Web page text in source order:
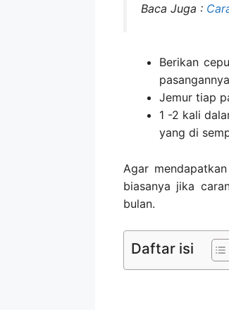
Baca Juga :
Berikan
pasangannya
Jemur tiap
1 -2 kali
yang di
Agar
biasanya jika
bulan.
Daftar isi